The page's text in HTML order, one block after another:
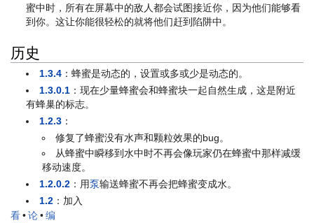
蜜中时，所有在屏幕中的敌人都会试图接近你，因为他们能够看
到你。这让你能很轻松的就将他们赶到陷阱中。
历史
1.3.4 ：蜂蜜是动态的，设置或多或少是动态的。
1.3.0.1 ：现在少量蜂蜜会和蜂蜜块一起自然生成，这是附近
有蜂巢的标志。
1.2.3 ：
修复了蜂蜜没有水声和颗粒效果的bug。
从蜂蜜中瞬移到水中时不再会像玩家仍在蜂蜜中那样减缓
移动速度。
1.2.0.2 ：用泵输送蜂蜜不再会把蜂蜜变成水。
1.2 ：加入
看•论•编